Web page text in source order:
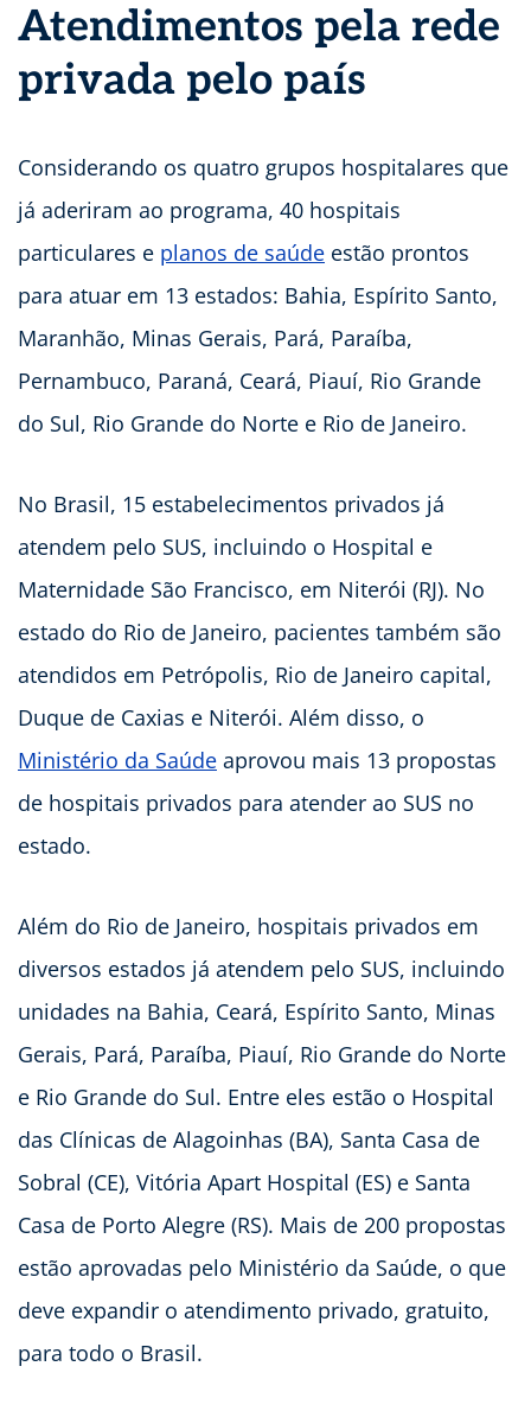
Atendimentos pela rede
privada pelo país
Considerando os quatro grupos hospitalares que
já aderiram ao programa, 40 hospitais
particulares e planos de saúde estão prontos
para atuar em 13 estados: Bahia, Espírito Santo,
Maranhão, Minas Gerais, Pará, Paraíba,
Pernambuco, Paraná, Ceará, Piauí, Rio Grande
do Sul, Rio Grande do Norte e Rio de Janeiro.
No Brasil, 15 estabelecimentos privados já
atendem pelo SUS, incluindo o Hospital e
Maternidade São Francisco, em Niterói (RJ). No
estado do Rio de Janeiro, pacientes também são
atendidos em Petrópolis, Rio de Janeiro capital,
Duque de Caxias e Niterói. Além disso, o
Ministério da Saúde aprovou mais 13 propostas
de hospitais privados para atender ao SUS no
estado.
Além do Rio de Janeiro, hospitais privados em
diversos estados já atendem pelo SUS, incluindo
unidades na Bahia, Ceará, Espírito Santo, Minas
Gerais, Pará, Paraíba, Piauí, Rio Grande do Norte
e Rio Grande do Sul. Entre eles estão o Hospital
das Clínicas de Alagoinhas (BA), Santa Casa de
Sobral (CE), Vitória Apart Hospital (ES) e Santa
Casa de Porto Alegre (RS). Mais de 200 propostas
estão aprovadas pelo Ministério da Saúde, o que
deve expandir o atendimento privado, gratuito,
para todo o Brasil.